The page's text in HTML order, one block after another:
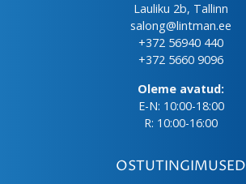
Lauliku 2b, Tallinn
salong@lintman.ee
+372 56940 440
+372 5660 9096
Oleme avatud:
E-N: 10:00-18:00
R: 10:00-16:00
OSTUTINGIMUSED